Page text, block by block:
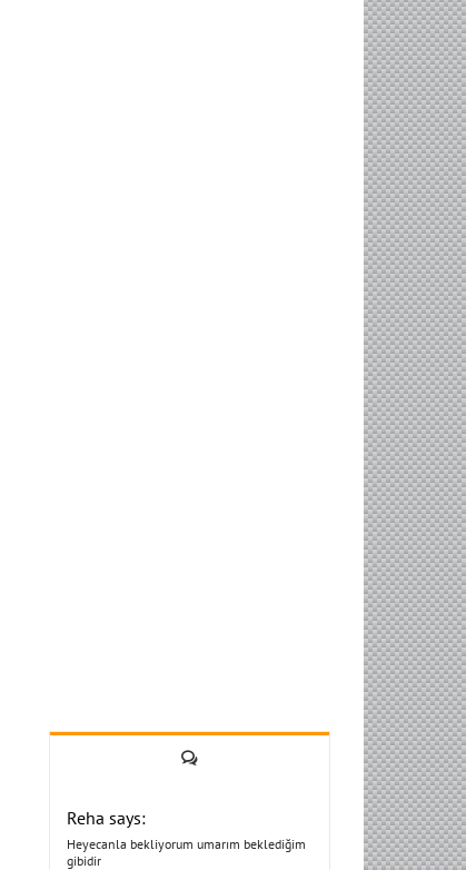
Yorum
Reha says:
Heyecanla bekliyorum umarım beklediğim
gibidir